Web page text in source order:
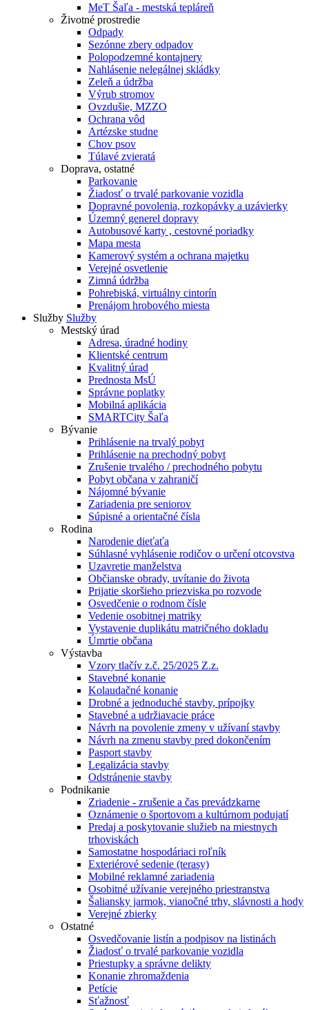
MeT Šaľa - mestská tepláreň
Životné prostredie
Odpady
Sezónne zbery odpadov
Polopodzemné kontajnery
Nahlásenie nelegálnej skládky
Zeleň a údržba
Výrub stromov
Ovzdušie, MZZO
Ochrana vôd
Artézske studne
Chov psov
Túlavé zvieratá
Doprava, ostatné
Parkovanie
Žiadosť o trvalé parkovanie vozidla
Dopravné povolenia, rozkopávky a uzávierky
Územný generel dopravy
Autobusové karty , cestovné poriadky
Mapa mesta
Kamerový systém a ochrana majetku
Verejné osvetlenie
Zimná údržba
Pohrebiská, virtuálny cintorín
Prenájom hrobového miesta
Služby Služby
Mestský úrad
Adresa, úradné hodiny
Klientské centrum
Kvalitný úrad
Prednosta MsÚ
Správne poplatky
Mobilná aplikácia
SMARTCity Šaľa
Bývanie
Prihlásenie na trvalý pobyt
Prihlásenie na prechodný pobyt
Zrušenie trvalého / prechodného pobytu
Pobyt občana v zahraničí
Nájomné bývanie
Zariadenia pre seniorov
Súpisné a orientačné čísla
Rodina
Narodenie dieťaťa
Súhlasné vyhlásenie rodičov o určení otcovstva
Uzavretie manželstva
Občianske obrady, uvítanie do života
Prijatie skoršieho priezviska po rozvode
Osvedčenie o rodnom čísle
Vedenie osobitnej matriky
Vystavenie duplikátu matričného dokladu
Úmrtie občana
Výstavba
Vzory tlačív z.č. 25/2025 Z.z.
Stavebné konanie
Kolaudačné konanie
Drobné a jednoduché stavby, prípojky
Stavebné a udržiavacie práce
Návrh na povolenie zmeny v užívaní stavby
Návrh na zmenu stavby pred dokončením
Pasport stavby
Legalizácia stavby
Odstránenie stavby
Podnikanie
Zriadenie - zrušenie a čas prevádzkarne
Oznámenie o športovom a kultúrnom podujatí
Predaj a poskytovanie služieb na miestnych
trhoviskách
Samostatne hospodáriaci roľník
Exteriérové sedenie (terasy)
Mobilné reklamné zariadenia
Osobitné užívanie verejného priestranstva
Šaliansky jarmok, vianočné trhy, slávnosti a hody
Verejné zbierky
Ostatné
Osvedčovanie listín a podpisov na listinách
Žiadosť o trvalé parkovanie vozidla
Priestupky a správne delikty
Konanie zhromaždenia
Petície
Sťažnosť